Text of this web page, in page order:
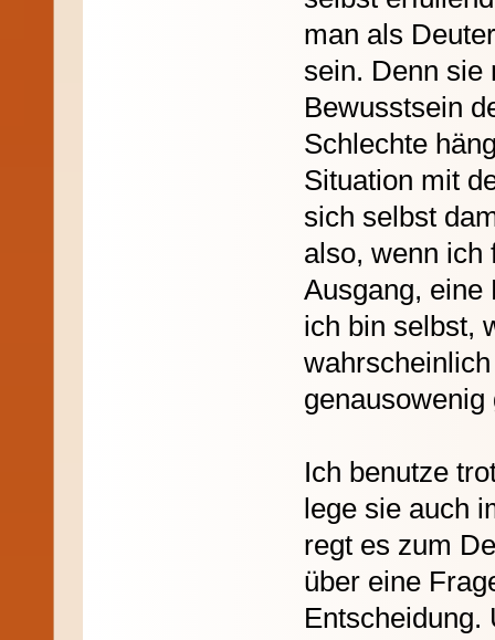
man als
sein. Denn sie
Bewusstsein
Schlechte
Situation mit
sich selbst
also, wenn ich
Ausgang, eine
ich bin selbst,
Ich benutze
lege sie auch
regt es zum
über eine
Entscheidung.